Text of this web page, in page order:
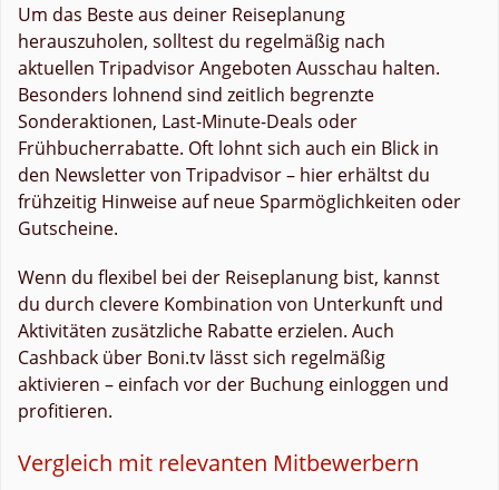
Um das Beste aus deiner Reiseplanung
herauszuholen, solltest du regelmäßig nach
aktuellen Tripadvisor Angeboten Ausschau halten.
Besonders lohnend sind zeitlich begrenzte
Sonderaktionen, Last-Minute-Deals oder
Frühbucherrabatte. Oft lohnt sich auch ein Blick in
den Newsletter von Tripadvisor – hier erhältst du
frühzeitig Hinweise auf neue Sparmöglichkeiten oder
Gutscheine.
Wenn du flexibel bei der Reiseplanung bist, kannst
du durch clevere Kombination von Unterkunft und
Aktivitäten zusätzliche Rabatte erzielen. Auch
Cashback über Boni.tv lässt sich regelmäßig
aktivieren – einfach vor der Buchung einloggen und
profitieren.
Vergleich mit relevanten Mitbewerbern